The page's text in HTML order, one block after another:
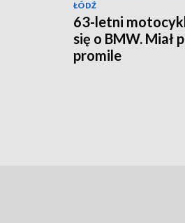
ŁÓDŹ
63-letni
się o BMW. Miał
promile